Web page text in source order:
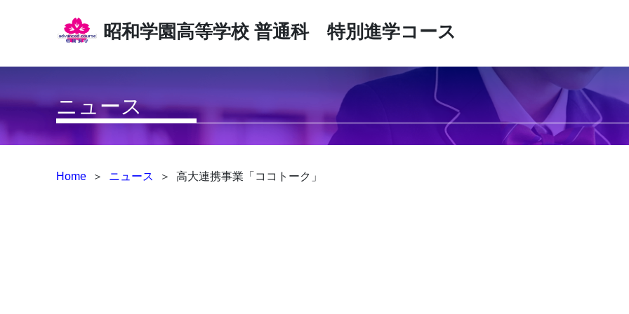
昭和学園高等学校 普通科 特別進学コース
ニュース
Home ＞ ニュース ＞ 高大連携事業「ココトーク」